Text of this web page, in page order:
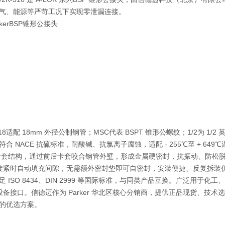
、能源等严苛工况下实现零泄漏连接。
适配 18mm 外径公制钢管； MSC代表 BSPT 锥形公螺纹； 1/2为 1/2
合 NACE 抗硫标准，耐酸碱、抗氯离子腐蚀，适配 - 255℃至 +
结构 ，通过前后卡套咬合钢管外壁，形成金属硬密封，抗振动、防松
时自动填充间隙，无需额外密封垫即可自密封，安装便捷、反复拆
ISO 8434、DIN 2999 等国际标准，与同类产品互换。广泛用于化工
备接口。信德迈作为 Parker 华北区核心分销商，提供正品现货、技术
优选方案。